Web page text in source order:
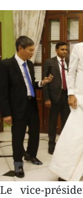
Le vice-